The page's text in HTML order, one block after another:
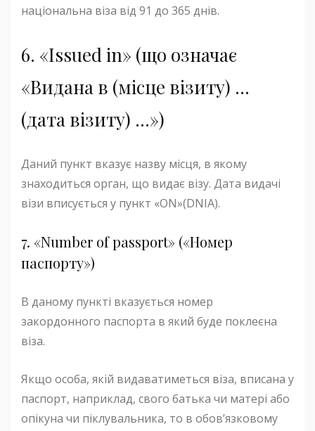
національна віза від 91 до 365 днів.
6. «Issued in» (що означає
«Видана в (місце візиту) …
(дата візиту) …»)
Даний пункт вказує назву місця, в якому
знаходиться орган, що видає візу. Дата видачі
візи вписується у пункт «ON»(DNIA).
7. «Number of passport» («Номер
паспорту»)
В даному пункті вказується номер
закордонного паспорта в який буде поклеєна
віза.
Якщо особа, якій видаватиметься віза, вписана у
паспорт, наприклад, свого батька чи матері або
опікуна чи піклувальника, то в обов’язковому